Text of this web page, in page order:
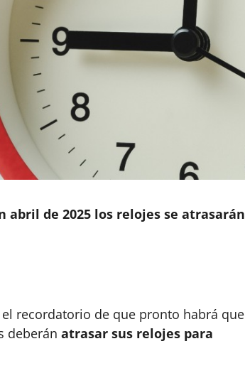
de 2025 los relojes se atrasarán
recordatorio de que pronto habrá que
deberán atrasar sus relojes para